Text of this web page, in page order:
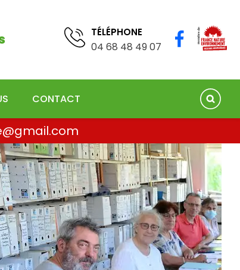
TÉLÉPHONE
04 68 48 49 07
04 68 41 75 78
CONTACT